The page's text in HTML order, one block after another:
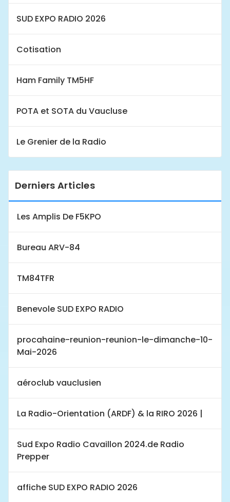
SUD EXPO RADIO 2026
Cotisation
Ham Family TM5HF
POTA et SOTA du Vaucluse
Le Grenier de la Radio
Derniers Articles
Les Amplis De F5KPO
Bureau ARV-84
TM84TFR
Benevole SUD EXPO RADIO
procahaine-reunion-reunion-le-dimanche-10-
Mai-2026
aéroclub vauclusien
La Radio-Orientation (ARDF) & la RIRO 2026 |
Sud Expo Radio Cavaillon 2024.de Radio
Prepper
affiche SUD EXPO RADIO 2026